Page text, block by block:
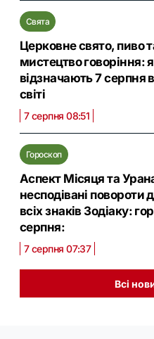
Свята
Церковне свято, пиво
мистецтво говоріння:
відзначають 7 серпня в
світі
7 серпня 08:51
Гороскоп
Аспект Місяця та
несподівані повороти
всіх знаків Зодіаку:
серпня:
7 серпня 07:37
Всі